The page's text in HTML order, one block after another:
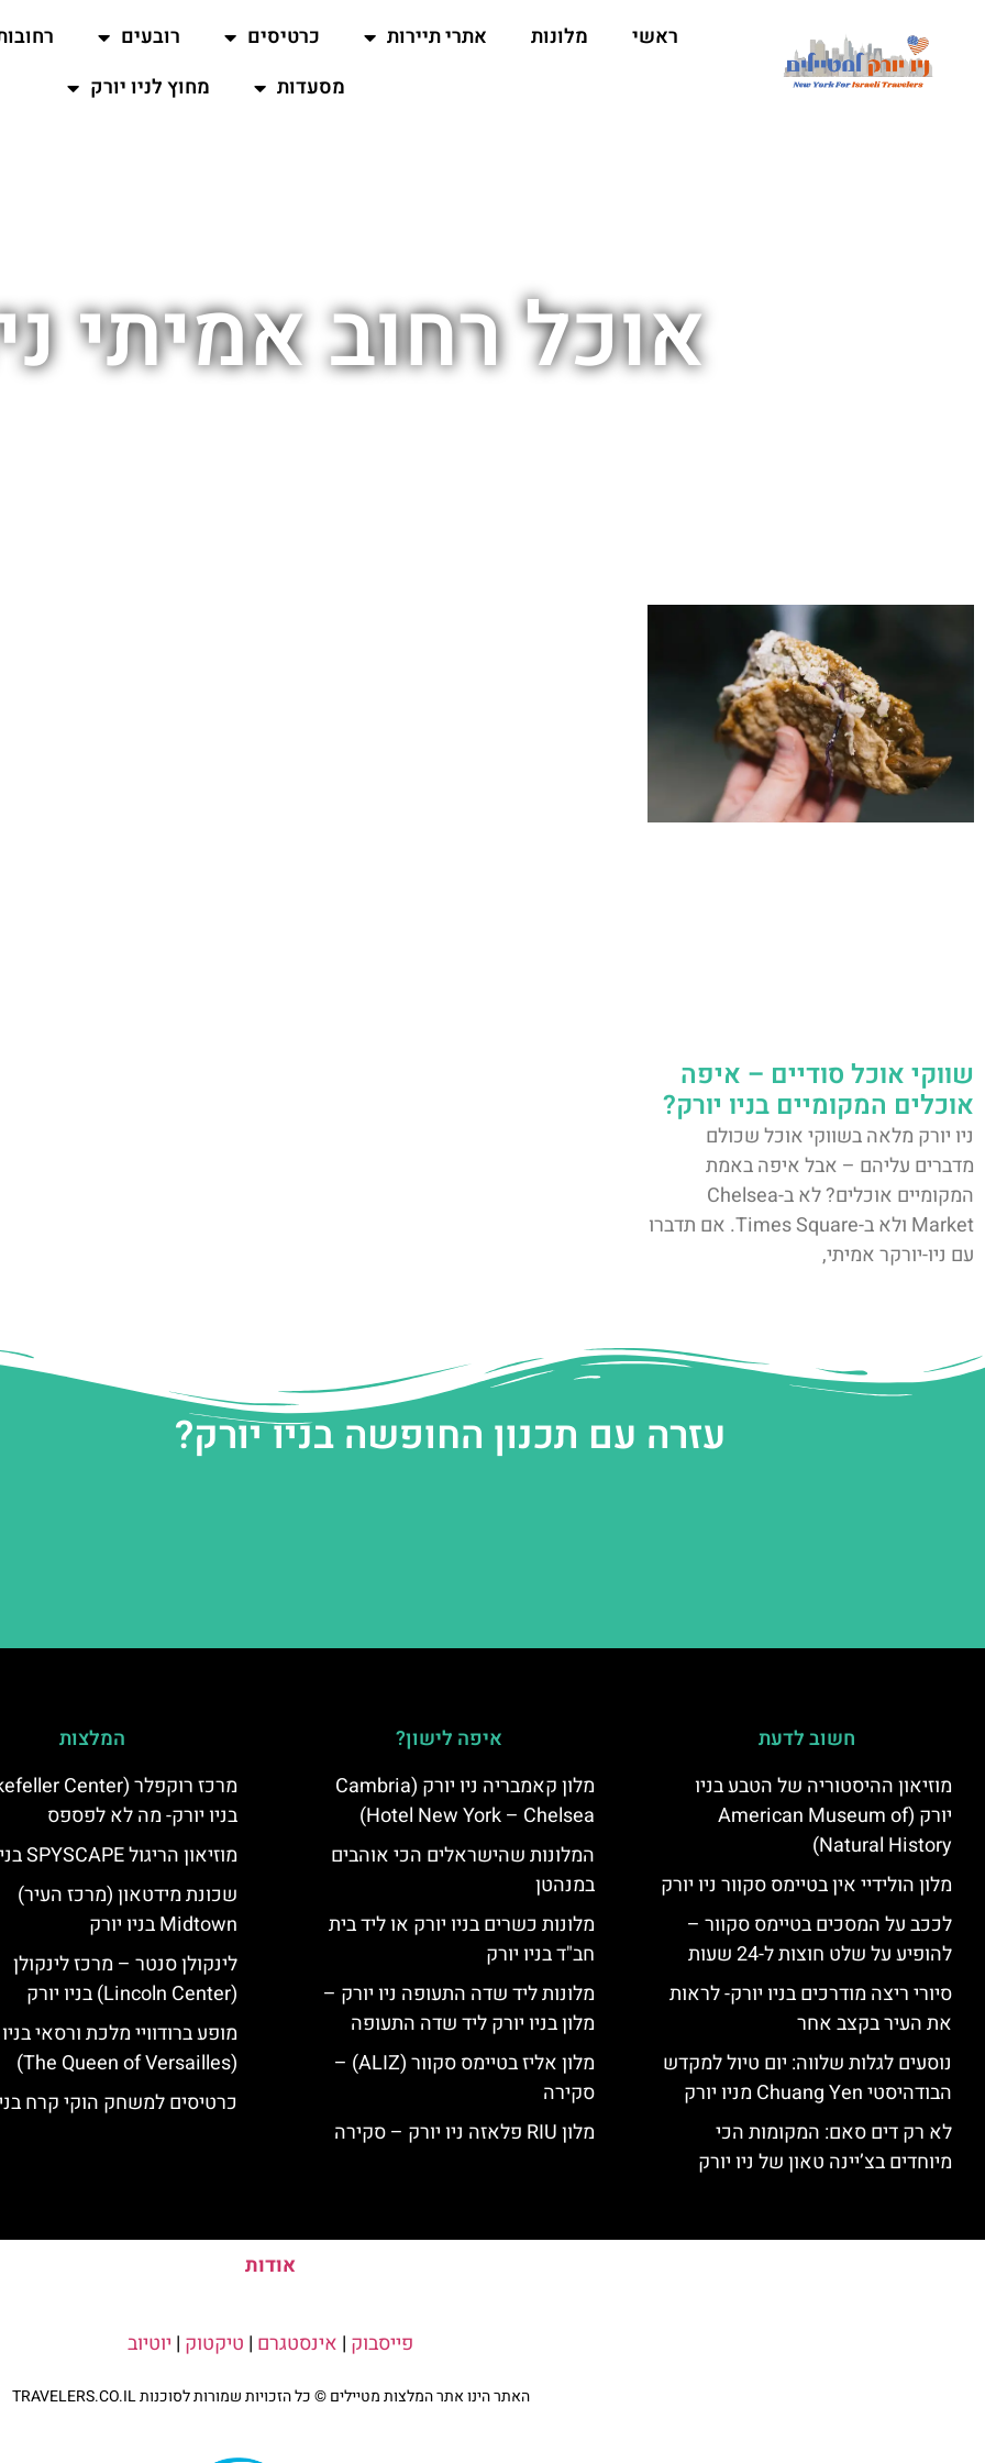
ראשי מלונות אתרי תיירות כרטיסים רובעים
מסעדות
מחוץ לניו יורק
אוכל רחוב אמיתי
שווקי אוכל סודיים – איפה
אוכלים המקומיים בניו יורק?
ניו יורק מלאה בשווקי אוכל שכולם
מדברים עליהם – אבל איפה באמת
המקומיים אוכלים? לא ב-Chelsea
Market ולא ב-Times Square. אם תדברו
עם ניו-יורקר אמיתי,
עזרה עם תכנון החופשה בניו יורק?
חשוב לדעת
מוזיאון ההיסטוריה של הטבע בניו
יורק (American Museum of
Natural History)
מלון הולידיי אין בטיימס סקוור ניו יורק
לככב על המסכים בטיימס סקוור –
להופיע על שלט חוצות ל-24 שעות
סיורי ריצה מודרכים בניו יורק- לראות
את העיר בקצב אחר
נוסעים לגלות שלווה: יום טיול למקדש
הבודהיסטי Chuang Yen מניו יורק
לא רק דים סאם: המקומות הכי
מיוחדים בצ’יינה טאון של ניו יורק
איפה לישון?
מלון קאמבריה ניו יורק (Cambria
Hotel New York – Chelsea)
המלונות שהישראלים הכי אוהבים
במנהטן
מלונות כשרים בניו יורק או ליד בית
חב"ד בניו יורק
מלונות ליד שדה התעופה ניו יורק –
מלון בניו יורק ליד שדה התעופה
מלון אליז בטיימס סקוור (ALIZ) –
סקירה
מלון RIU פלאזה ניו יורק – סקירה
המלצות
בניו יורק- מה לא לפספס
מוזיאון הריגול SPYSCAPE בניו יורק
שכונת מידטאון (מרכז העיר)
Midtown בניו יורק
לינקולן סנטר – מרכז לינקולן
(Lincoln Center) בניו יורק
מופע ברודוויי מלכת ורסאי
(The Queen of Versailles)
כרטיסים למשחק הוקי קרח
אודות
פייסבוק | אינסטגרם | טיקטוק | יוטיוב
האתר הינו אתר המלצות מטיילים © כל הזכויות שמורות לסוכנות TRAVELERS.CO.IL